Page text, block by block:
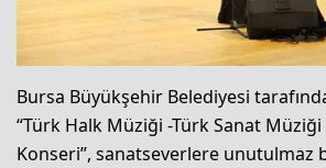
Bursa Büyükşehir Belediyesi
“Türk Halk Müziği -Türk Sanat Müziği
Konseri”, sanatseverlere unutulmaz